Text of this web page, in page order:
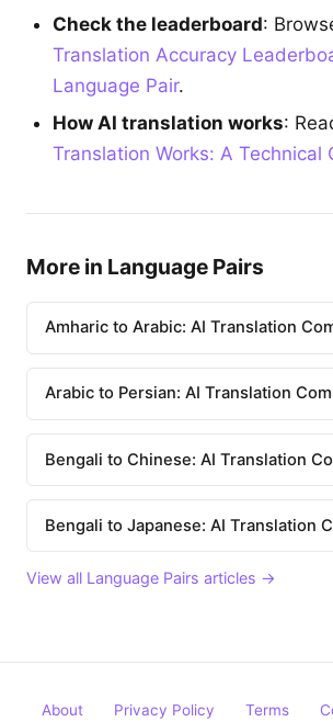
Check the leaderboard:
Translation Accuracy
Language Pair.
How AI translation works:
Translation Works: A Technical
More in Language Pairs
Amharic to Arabic: AI Translation
Arabic to Persian: AI Translation
Bengali to Chinese: AI Translation
Bengali to Japanese: AI Translation
View all Language Pairs articles →
About Privacy Policy Terms